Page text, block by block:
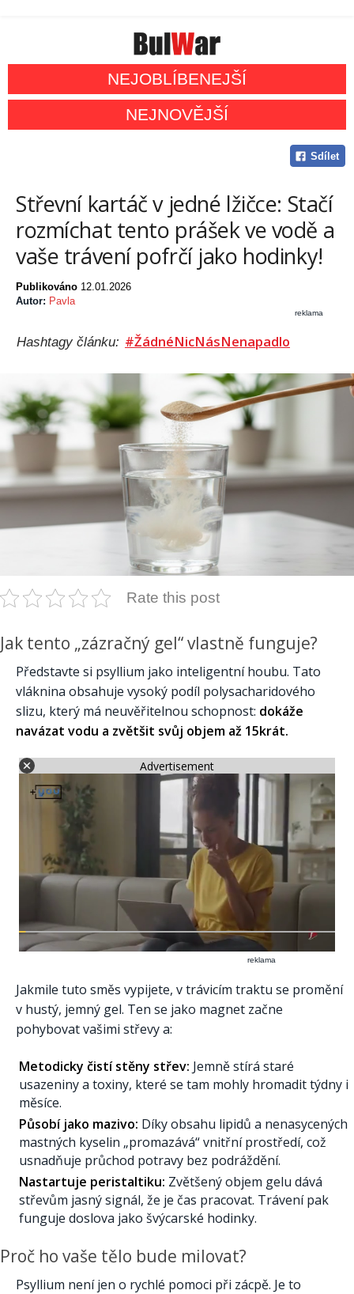
NEJOBLÍBENEJŠÍ
NEJNOVĚJŠÍ
Sdílet
Střevní kartáč v jedné lžičce: Stačí
rozmíchat tento prášek ve vodě a
vaše trávení pofrčí jako hodinky!
Publikováno 12.01.2026
Autor: Pavla
reklama
Hashtagy článku: #ŽádnéNicNásNenapadlo
Rate this post
Jak tento „zázračný gel“ vlastně funguje?
Představte si psyllium jako inteligentní houbu. Tato
vláknina obsahuje vysoký podíl polysacharidového
slizu, který má neuvěřitelnou schopnost: dokáže
navázat vodu a zvětšit svůj objem až 15krát.
Advertisement
reklama
Jakmile tuto směs vypijete, v trávicím traktu se promění
v hustý, jemný gel. Ten se jako magnet začne
pohybovat vašimi střevy a:
Metodicky čistí stěny střev: Jemně stírá staré
usazeniny a toxiny, které se tam mohly hromadit týdny i
měsíce.
Působí jako mazivo: Díky obsahu lipidů a nenasycených
mastných kyselin „promazává“ vnitřní prostředí, což
usnadňuje průchod potravy bez podráždění.
Nastartuje peristaltiku: Zvětšený objem gelu dává
střevům jasný signál, že je čas pracovat. Trávení pak
funguje doslova jako švýcarské hodinky.
Proč ho vaše tělo bude milovat?
Psyllium není jen o rychlé pomoci při zácpě. Je to